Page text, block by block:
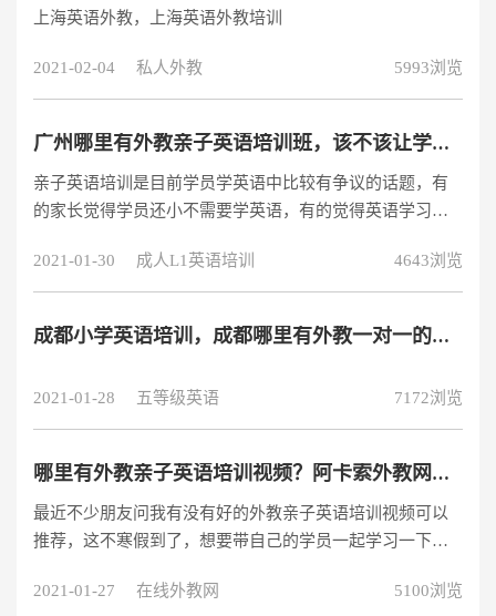
上海英语外教，上海英语外教培训
2021-02-04 私人外教 5993浏览
广州哪里有外教亲子英语培训班，该不该让学员上亲子英语培训好呢？
亲子英语培训是目前学员学英语中比较有争议的话题，有
的家长觉得学员还小不需要学英语，有的觉得英语学习就
关注，广州外教亲子英语培训班哪里有？究竟该不该让学
员去上？这些问题是少家长的疑问，本文为大家讲讲学员
子英语培训班该不该让学员去上 在广州学员需要报外教亲
岁开始学英语比较合适。有教育学家指出，
2021-01-30 成人L1英语培训 4643浏览
成都小学英语培训，成都哪里有外教一对一的小学英语培训？
2021-01-28 五等级英语 7172浏览
哪里有外教亲子英语培训视频？阿卡索外教网怎么样？
最近不少朋友问我有没有好的外教亲子英语培训视频可以
推荐，这不寒假到了，想要带自己的学员一起学习一下英
门课程，很多公司都需要会说英语，而且英语也是一门可
2021-01-27 在线外教网 5100浏览